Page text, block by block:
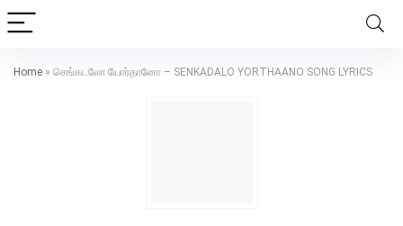
Home » செங்கடலோ யோர்தானோ – SENKADALO YORTHAANO SONG LYRICS